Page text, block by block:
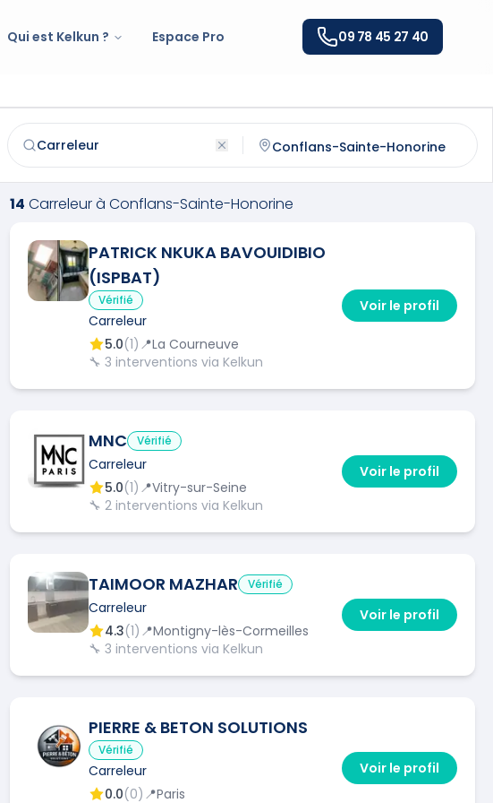
Qui est Kelkun ? Espace Pro 09 78 45 27 40
Trouvez et contactez un
carreleur qualifié àConflans-Sainte-Honorine
14 Carreleurà Conflans-Sainte-Honorine
PATRICK NKUKA BAVOUIDIBIO
(ISPBAT)
Vérifié
Carreleur
5.0(1) 📍La Courneuve
🔧 3 interventions via Kelkun
Voir le profil
MNC Vérifié
Carreleur
5.0(1) 📍Vitry-sur-Seine
🔧 2 interventions via Kelkun
Voir le profil
TAIMOOR MAZHAR Vérifié
Carreleur
4.3(1) 📍Montigny-lès-Cormeilles
🔧 3 interventions via Kelkun
Voir le profil
PIERRE & BETON SOLUTIONS
Vérifié
Carreleur
0.0(0) 📍Paris
Voir le profil